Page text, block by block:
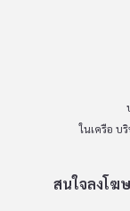
ในเครือ บ
สนใจลงโฆ